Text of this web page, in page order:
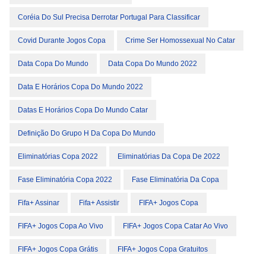
Coréia Do Sul Precisa Derrotar Portugal Para Classificar
Covid Durante Jogos Copa Crime Ser Homossexual No Catar
Data Copa Do Mundo Data Copa Do Mundo 2022
Data E Horários Copa Do Mundo 2022
Datas E Horários Copa Do Mundo Catar
Definição Do Grupo H Da Copa Do Mundo
Eliminatórias Copa 2022 Eliminatórias Da Copa De 2022
Fase Eliminatória Copa 2022 Fase Eliminatória Da Copa
Fifa+ Assinar Fifa+ Assistir FIFA+ Jogos Copa
FIFA+ Jogos Copa Ao Vivo FIFA+ Jogos Copa Catar Ao Vivo
FIFA+ Jogos Copa Grátis FIFA+ Jogos Copa Gratuitos